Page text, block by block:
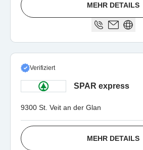
MEHR DETAILS
Verifiziert
SPAR express
9300 St. Veit an der Glan
MEHR DETAILS